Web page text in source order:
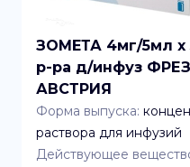
ЗОМЕТА 4мг/5мл x
р-ра д/инфуз
АВСТРИЯ
Форма выпуска:
раствора для инфузий
Действующее